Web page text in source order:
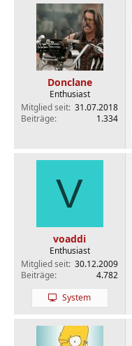
Donclane
Enthusiast
Mitglied seit 31.07.2018
Beiträge
1.334
V
voaddi
Enthusiast
Mitglied seit 30.12.2009
Beiträge
4.782
System